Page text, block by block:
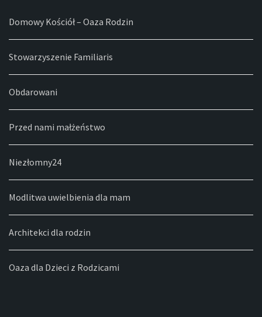
Domowy Kościół – Oaza Rodzin
Stowarzyszenie Familiaris
Obdarowani
Przed nami małżeństwo
Niezłomny24
Modlitwa uwielbienia dla mam
Architekci dla rodzin
Oaza dla Dzieci z Rodzicami